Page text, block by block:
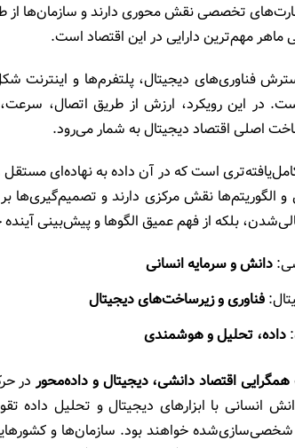
تخصصی نقش محوری دارند و سازمان‌ها از
ماهر مهم‌ترین دارایی در این اقتصاد است.
فناوری‌های دیجیتال، پلتفرم‌ها و اینترنت
در این رویکرد، ارزش از طریق اتصال،
اصلی اقتصاد دیجیتال به شمار می‌رود.
است که در آن داده به نهاده‌ای
نقش مرکزی دارند و تصمیم‌گیری‌ها
بلکه از فهم عمیق الگوها و پیش‌بینی
دانش و سرمایه انسانی
فناوری و زیرساخت‌های دیجیتال
داده، تحلیل و هوشمندی
همگرایی اقتصاد دانشی، دیجیتال و داده‌محوردر
انسانی با ابزارهای دیجیتال و تحلیل
خواهند بود. سازمان‌ها و